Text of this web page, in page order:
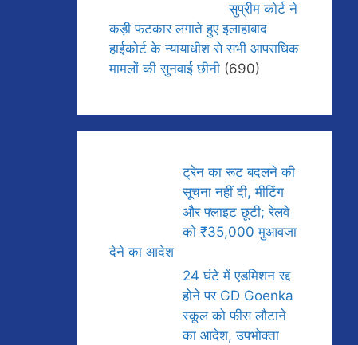
सुप्रीम कोर्ट ने
कड़ी फटकार लगाते हुए इलाहाबाद
हाईकोर्ट के न्यायाधीश से सभी आपराधिक
मामलों की सुनवाई छीनी (690)
ट्रेन का रूट बदलने की
सूचना नहीं दी, मीटिंग
और फ्लाइट छूटी; रेलवे
को ₹35,000 मुआवजा
देने का आदेश
24 घंटे में एडमिशन रद्द
होने पर GD Goenka
स्कूल को फीस लौटाने
का आदेश, उपभोक्ता